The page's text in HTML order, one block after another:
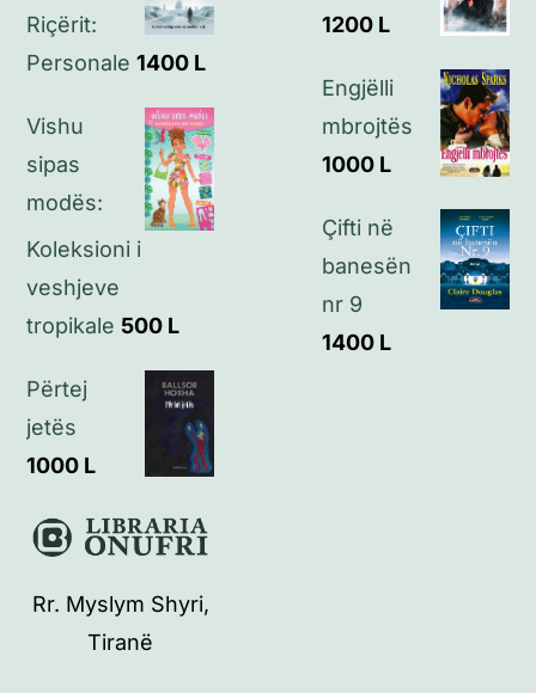
Riçërit:
Personale 1400 L
Vishu
sipas
modës:
Koleksioni i
veshjeve
tropikale 500 L
Përtej
jetës
1000 L
1200 L
Engjëlli
mbrojtës
1000 L
Çifti në
banesën
nr 9
1400 L
Rr. Myslym Shyri,
Tiranë